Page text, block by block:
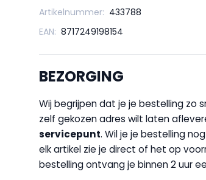
Artikelnummer: 433788
EAN: 8717249198154
BEZORGING
Wij begrijpen dat je je bestelling zo
zelf gekozen adres wilt laten
servicepunt. Wil je je bestelling
elk artikel zie je direct of het op
bestelling ontvang je binnen 2 uur